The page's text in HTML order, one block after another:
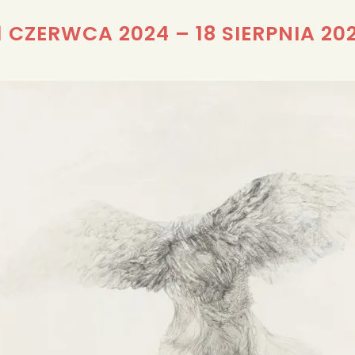
REDAKCJA
CZERWCA 2024 – 18 SIERPNIA